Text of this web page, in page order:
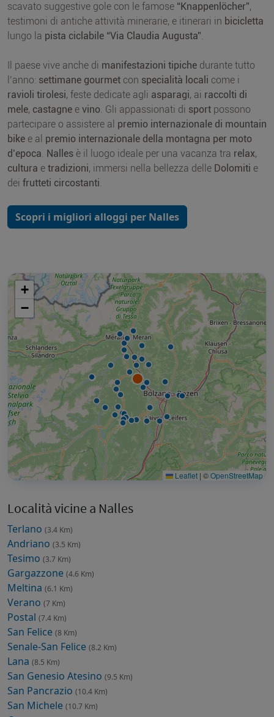
scavato suggestive gole con le famose “Knappenlöcher”,
testimoni di antiche attività minerarie, e itinerari in bicicletta
lungo la pista ciclabile “Via Claudia Augusta”.
Il paese vive anche di manifestazioni tipiche durante tutto
l’anno: settimane gourmet con specialità locali come i
ravioli tirolesi, feste dedicate agli asparagi, ai raccolti di
mele, castagne e vino. Gli appassionati di sport possono
partecipare o assistere al premio internazionale di mountain
bike e al premio internazionale della montagna per moto
d’epoca. Nalles è il luogo ideale per una vacanza tra relax,
cultura e tradizioni, immersi nella bellezza delle Dolomiti e
dei frutteti circostanti.
Scopri i migliori alloggi per Nalles
+
−
Leaflet | ©OpenStreetMap
Località vicine a Nalles
Terlano (3.4 Km)
Andriano (3.5 Km)
Tesimo (3.7 Km)
Gargazzone (4.6 Km)
Meltina (6.1 Km)
Verano (7 Km)
Postal (7.4 Km)
San Felice (8 Km)
Senale-San Felice (8.2 Km)
Lana (8.5 Km)
San Genesio Atesino (9.5 Km)
San Pancrazio (10.4 Km)
San Michele (10.7 Km)